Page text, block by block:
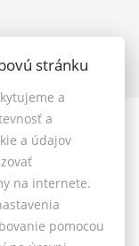
stránku
a
a
a údajov
na internete.
pomocou